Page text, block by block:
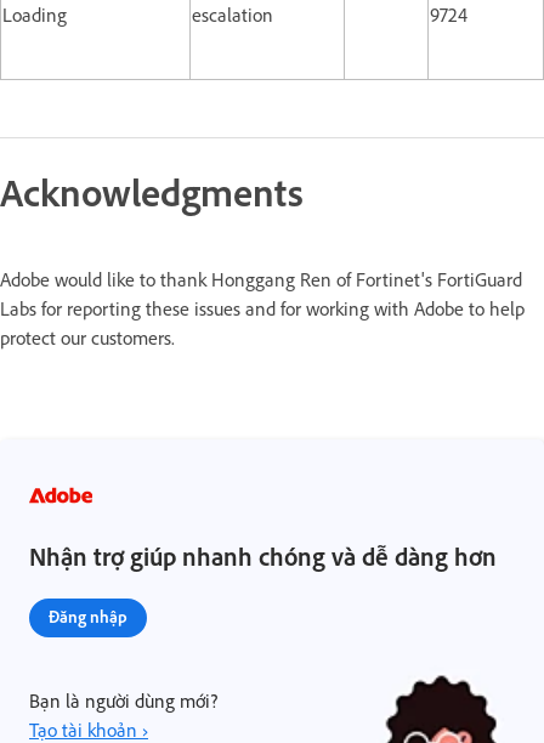
Loading
escalation
9724
Acknowledgments
Adobe would like to thank Honggang Ren of Fortinet's FortiGuard
Labs for reporting these issues and for working with Adobe to help
protect our customers.
Nhận trợ giúp nhanh chóng và dễ dàng hơn
Đăng nhập
Bạn là người dùng mới?
Tạo tài khoản ›